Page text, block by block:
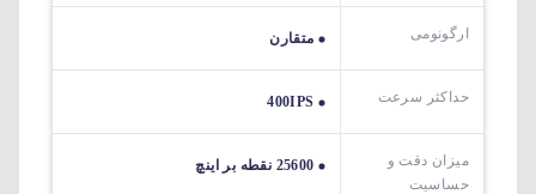
ارگونومی متقارن
حداکثر سرعت 400IPS
میزان دقت و
حساسیت
25600 نقطه بر اینچ